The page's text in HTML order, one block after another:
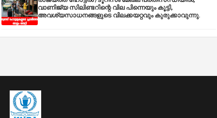
വാണിജ്യ സിലിണ്ടറിന്റെ വില പിന്നെയും കൂട്ടി,
അവശ്യസാധനങ്ങളുടെ വിലക്കയറ്റവും കുരുക്കാവുന്നു.